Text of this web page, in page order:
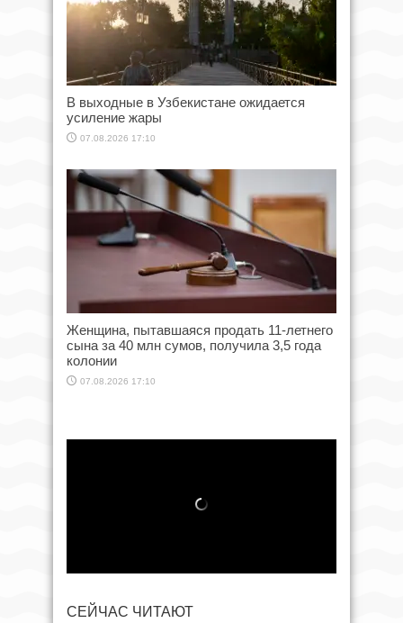
В выходные в Узбекистане ожидается
усиление жары
07.08.2026 17:10
Женщина, пытавшаяся продать 11-летнего
сына за 40 млн сумов, получила 3,5 года
колонии
07.08.2026 17:10
СЕЙЧАС ЧИТАЮТ